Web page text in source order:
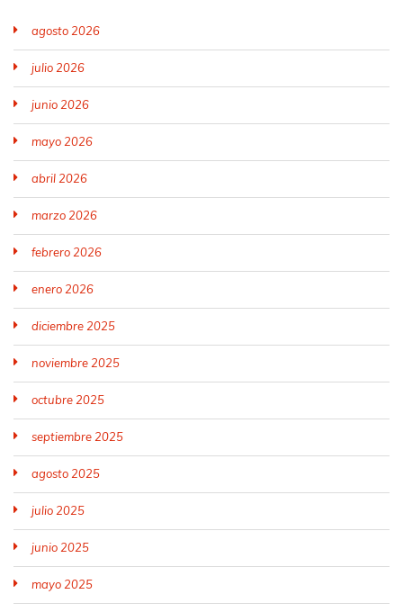
agosto 2026
julio 2026
junio 2026
mayo 2026
abril 2026
marzo 2026
febrero 2026
enero 2026
diciembre 2025
noviembre 2025
octubre 2025
septiembre 2025
agosto 2025
julio 2025
junio 2025
mayo 2025